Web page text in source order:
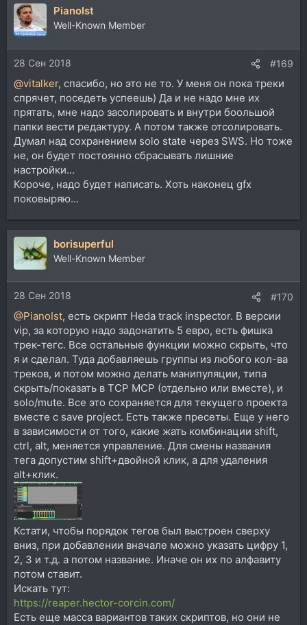
к
ц
и
и
:
PianoIst
Well-Known Member
28 Сен 2018 #169
@vitalker, спасибо, но это не то. У меня он пока треки
спрячет, поседеть успеешь) Да и не надо мне их
прятать, мне надо засолировать и внутри боольшой
папки вести редактуру. А потом также отсолировать.
Думал над сохранением solo state через SWS. Но тоже
не, он будет постоянно сбрасывать лишние
настройки...
Короче, надо будет написать. Хоть наконец gfx
поковыряю...
borisuperful
Well-Known Member
28 Сен 2018 #170
@PianoIst, есть скрипт Heda track inspector. В версии
vip, за которую надо задонатить 5 евро, есть фишка
трек-тегс. Все остальные функции можно скрыть, что
я и сделал. Туда добавляешь группы из любого кол-ва
треков, и потом можно делать манипуляции, типа
скрыть/показать в TCP MCP (отдельно или вместе), и
solo/mute. Все это сохраняется для текущего проекта
вместе с save project. Есть также пресеты. Еще у него
в зависимости от того, какие жать комбинации shift,
ctrl, alt, меняется управление. Для смены названия
тега допустим shift+двойной клик, а для удаления
alt+клик.
Кстати, чтобы порядок тегов был выстроен сверху
вниз, при добавлении вначале можно указать цифру 1,
2, 3 и т.д. а потом название. Иначе он их по алфавиту
потом ставит.
Искать тут:
https://reaper.hector-corcin.com/
Есть еще масса вариантов таких скриптов, но они не